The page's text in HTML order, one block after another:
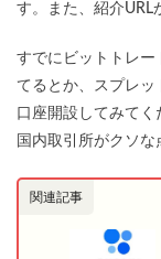
す。また、紹介URL
すでにビットトレー
てるとか、スプレッ
口座開設してみてく
国内取引所がクソな
関連記事